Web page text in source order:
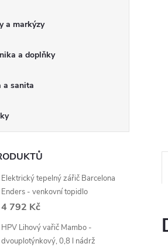
a markýzy
a doplňky
a sanita
Elektrický tepelný zářič Barcelona
Enders - venkovní topidlo
4 792 Kč
HPV Lihový vařič Mambo -
dvouplotýnkový, 0,8 l nádrž